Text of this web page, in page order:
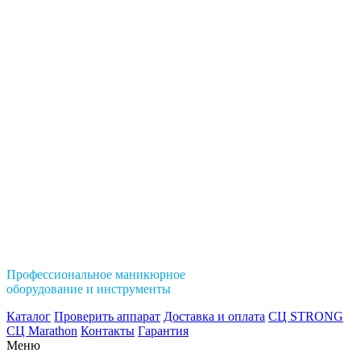
Профессиональное маникюрное
оборудование и инструменты
Каталог Проверить аппарат Доставка и оплата СЦ STRONG
СЦ Marathon Контакты Гарантия
Меню